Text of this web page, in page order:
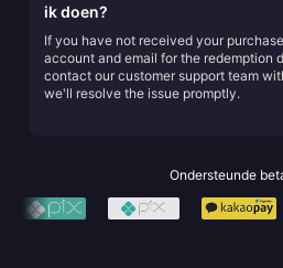
ik doen?
If you have not received your
account and email for the redemption
contact our customer support team
we'll resolve the issue promptly.
Ondersteunde